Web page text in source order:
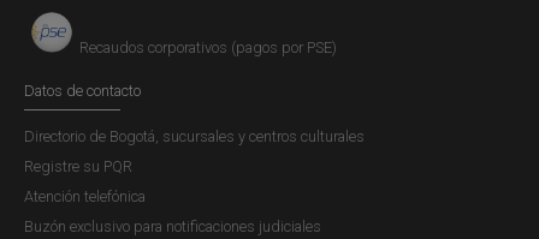
Recaudos corporativos (pagos por PSE)
Datos de contacto
Directorio de Bogotá, sucursales y centros culturales
Registre su PQR
Atención telefónica
Buzón exclusivo para notificaciones judiciales